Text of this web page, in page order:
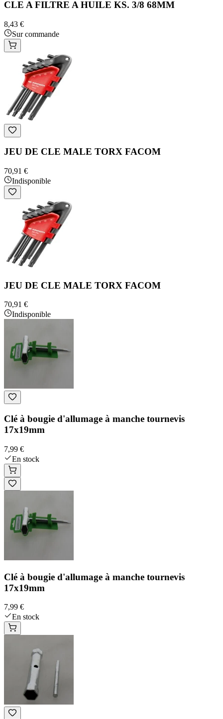
CLE A FILTRE A HUILE KS. 3/8 68MM
8,43 €
Sur commande
JEU DE CLE MALE TORX FACOM
70,91 €
Indisponible
JEU DE CLE MALE TORX FACOM
70,91 €
Indisponible
Clé à bougie d'allumage à manche tournevis
17x19mm
7,99 €
En stock
Clé à bougie d'allumage à manche tournevis
17x19mm
7,99 €
En stock